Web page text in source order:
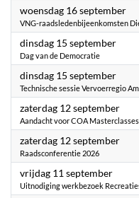
woensdag 16 september
VNG-raadsledenbijeenkomsten
dinsdag 15 september2026
Dag van de Democratie
dinsdag 15 september2026
Technische sessie Vervoerregio
zaterdag 12 september2026
Aandacht voor COA
zaterdag 12 september2026
Raadsconferentie 2026
vrijdag 11 september2026
Uitnodiging werkbezoek